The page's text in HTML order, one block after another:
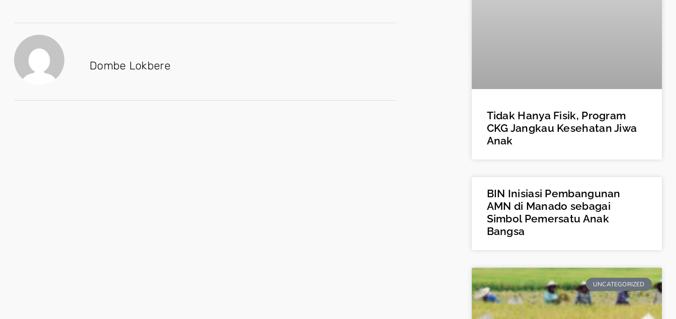
Dombe Lokbere
Tidak Hanya Fisik, Program
CKG Jangkau Kesehatan Jiwa
Anak
BIN Inisiasi Pembangunan
AMN di Manado sebagai
Simbol Pemersatu Anak
Bangsa
UNCATEGORIZED